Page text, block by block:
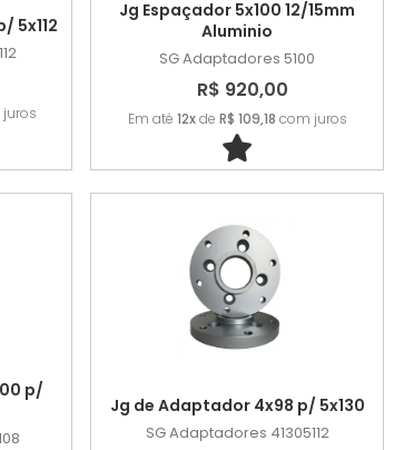
5x112
Jg Espaçador 5x100 12/15mm
Aluminio
SG Adaptadores 5100
R$ 920,00
Em até 12xde R$ 109,18 com juros
p/
Jg de Adaptador 4x98 p/ 5x130
SG Adaptadores 41305112